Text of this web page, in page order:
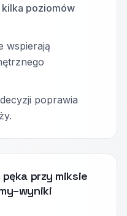
poziomów
wspierają
poprawia
przy miksie